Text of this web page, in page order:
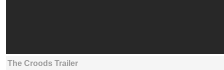
The Croods Trailer